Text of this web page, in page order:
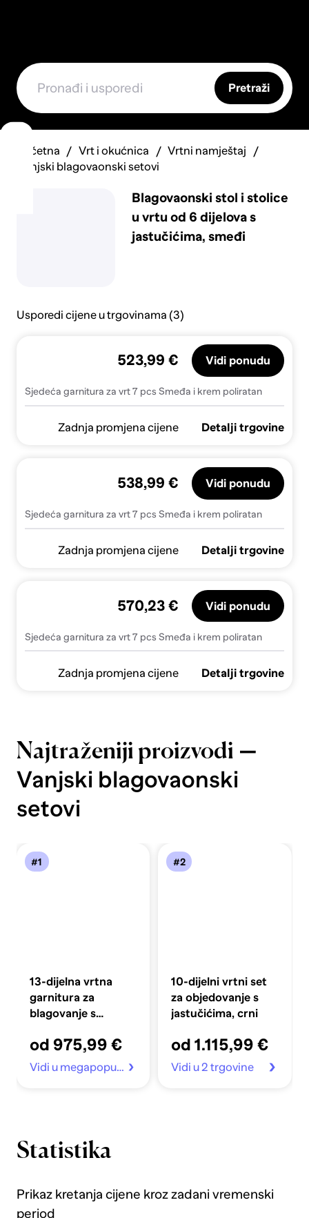
Pretraži
Početna Vrt i okućnica
Vrtni namještaj
Vanjski blagovaonski setovi
Blagovaonski stol i stolice
u vrtu od 6 dijelova s
jastučićima, smeđi
Usporedi cijene u trgovinama (3)
Sjedeća garnitura za vrt 7 pcs Smeđa i krem poliratan
523,99 € Vidi ponudu
Zadnja promjena cijene Detalji trgovine
Sjedeća garnitura za vrt 7 pcs Smeđa i krem poliratan
538,99 € Vidi ponudu
Zadnja promjena cijene Detalji trgovine
Sjedeća garnitura za vrt 7 pcs Smeđa i krem poliratan
570,23 € Vidi ponudu
Zadnja promjena cijene Detalji trgovine
Najtraženiji proizvodi —
Vanjski blagovaonski
setovi
#1
13-dijelna vrtna
garnitura za
blagovanje s
antracitna
poliratan, Vrtni stol
150x100x73 cm
poliratan, Vrtne
4 kom antracit
od 975,99 €
Vidi u megapopust.hr
#2
10-dijelni vrtni set
za objedovanje s
jastučićima, crni
od 1.115,99 €
Vidi u 2 trgovine
Statistika
Prikaz kretanja cijene kroz zadani vremenski
period